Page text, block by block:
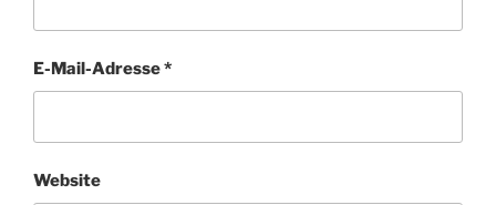
E-Mail-Adresse*
Website